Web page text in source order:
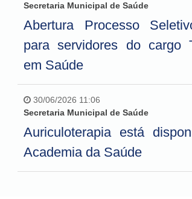
Secretaria Municipal de Saúde
Abertura Processo
para servidores do cargo
em Saúde
30/06/2026 11:06
Secretaria Municipal de Saúde
Auriculoterapia está
Academia da Saúde